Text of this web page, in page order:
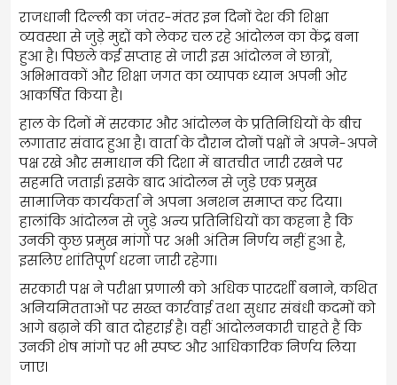
राजधानी दिल्ली का जंतर-मंतर इन दिनों देश की शिक्षा
व्यवस्था से जुड़े मुद्दों को लेकर चल रहे आंदोलन का केंद्र बना
हुआ है। पिछले कई सप्ताह से जारी इस आंदोलन ने छात्रों,
अभिभावकों और शिक्षा जगत का व्यापक ध्यान अपनी ओर
आकर्षित किया है।
हाल के दिनों में सरकार और आंदोलन के प्रतिनिधियों के बीच
लगातार संवाद हुआ है। वार्ता के दौरान दोनों पक्षों ने अपने-अपने
पक्ष रखे और समाधान की दिशा में बातचीत जारी रखने पर
सहमति जताई। इसके बाद आंदोलन से जुड़े एक प्रमुख
सामाजिक कार्यकर्ता ने अपना अनशन समाप्त कर दिया।
हालांकि आंदोलन से जुड़े अन्य प्रतिनिधियों का कहना है कि
उनकी कुछ प्रमुख मांगों पर अभी अंतिम निर्णय नहीं हुआ है,
इसलिए शांतिपूर्ण धरना जारी रहेगा।
सरकारी पक्ष ने परीक्षा प्रणाली को अधिक पारदर्शी बनाने, कथित
अनियमितताओं पर सख्त कार्रवाई तथा सुधार संबंधी कदमों को
आगे बढ़ाने की बात दोहराई है। वहीं आंदोलनकारी चाहते हैं कि
उनकी शेष मांगों पर भी स्पष्ट और आधिकारिक निर्णय लिया
जाए।